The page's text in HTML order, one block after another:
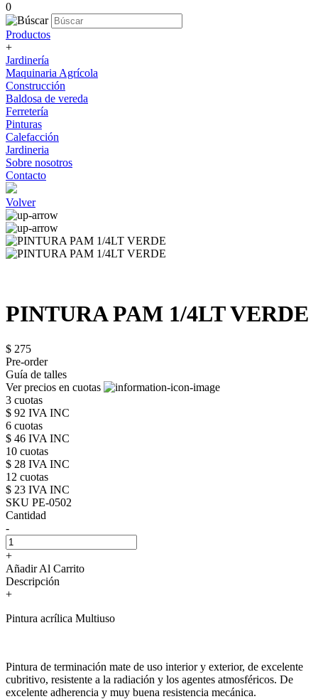
0
Productos
+
Jardinería
Maquinaria Agrícola
Construcción
Baldosa de vereda
Ferretería
Pinturas
Calefacción
Jardineria
Sobre nosotros
Contacto
Volver
PINTURA PAM 1/4LT VERDE
$ 275
Pre-order
Guía de talles
Ver precios en cuotas
3 cuotas
$ 92 IVA INC
6 cuotas
$ 46 IVA INC
10 cuotas
$ 28 IVA INC
12 cuotas
$ 23 IVA INC
SKU PE-0502
Cantidad
-
+
Añadir Al Carrito
Descripción
+
Pintura acrílica Multiuso
Pintura de terminación mate de uso interior y exterior, de excelente
cubritivo, resistente a la radiación y los agentes atmosféricos. De
excelente adherencia y muy buena resistencia mecánica.